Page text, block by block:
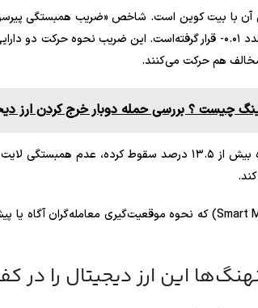
کوین و بیت کوین در ماه‌گذشته روی عدد ۰.۰۱- قرار گرفته‌است. این
هم حرکت می‌کنند.
چیست ؟ بررسی حمله دوبار خرج کردن ارز
از آنجایی که بیت کوین در همین دوره بیش از ۱۳.۵ درصد